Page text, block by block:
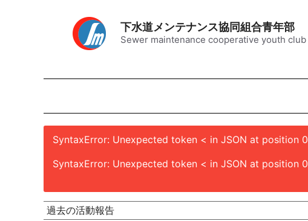
下水道メンテナンス協同組合青年部
Sewer maintenance cooperative youth club
SyntaxError: Unexpected token < in JSON at position 0
SyntaxError: Unexpected token < in JSON at position 0
過去の活動報告